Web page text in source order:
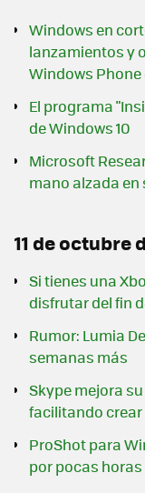
Windows en
lanzamientos y
Windows Phone
El programa
de Windows 10
Microsoft
mano alzada
11 de octubre
Si tienes una
disfrutar del fin
Rumor: Lumia
semanas más
Skype mejora
facilitando
ProShot para
por pocas horas